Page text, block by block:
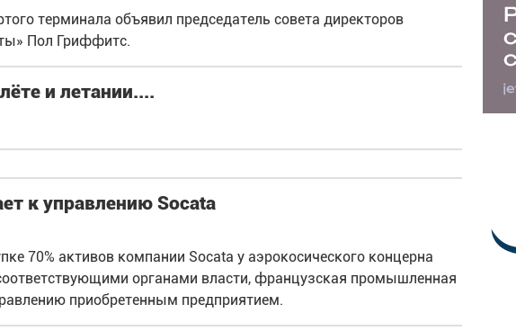
терминала объявил председатель совета директоров
Пол Гриффитс.
и летании....
к управлению Socata
70% активов компании Socata у аэрокосического концерна
органами власти, французская промышленная
приобретенным предприятием.